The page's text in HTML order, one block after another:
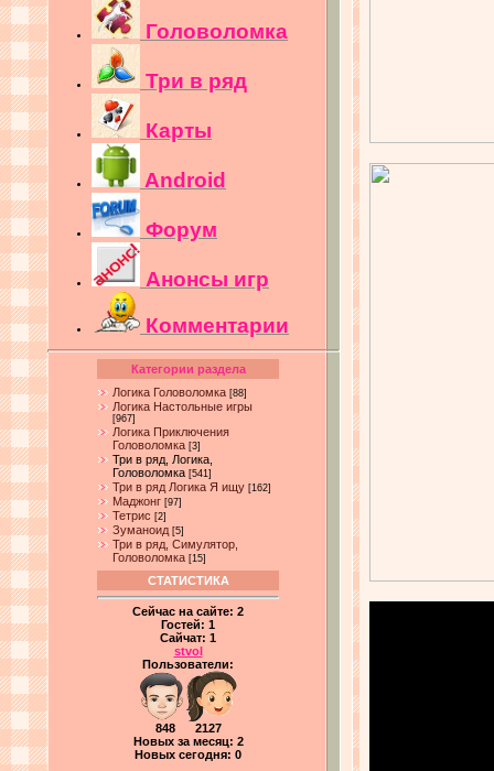
Головоломка
Три в ряд
Карты
Android
Форум
Анонсы игр
Комментарии
Категории раздела
Логика Головоломка [88]
Логика Настольные игры
[967]
Логика Приключения
Головоломка [3]
Три в ряд, Логика,
Головоломка [541]
Три в ряд Логика Я ищу [162]
Маджонг [97]
Тетрис [2]
Зуманоид [5]
Три в ряд, Симулятор,
Головоломка [15]
СТАТИСТИКА
Сейчас на сайте: 2
Гостей: 1
Сайчат: 1
stvol
Пользователи:
848 2127
Новых за месяц: 2
Новых сегодня: 0